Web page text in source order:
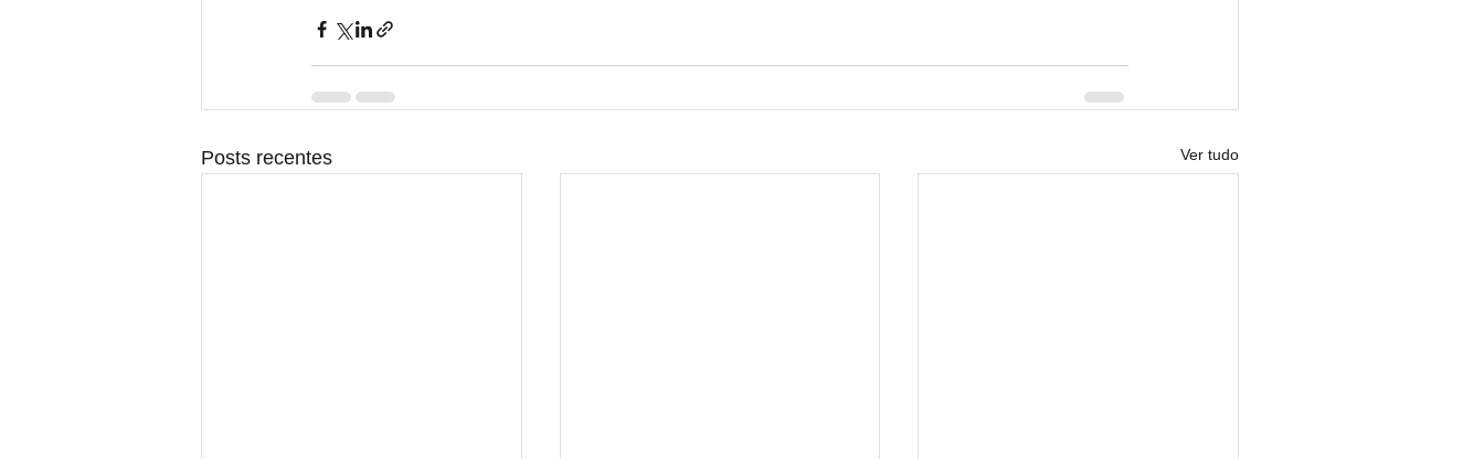
Posts recentes Ver tudo